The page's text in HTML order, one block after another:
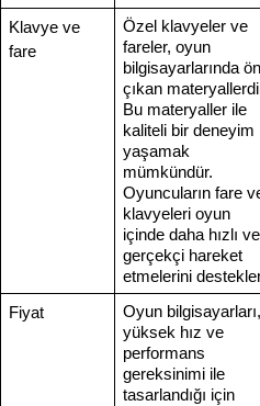
Klavye ve
fare
Özel klavyeler ve
fareler, oyun
bilgisayarlarında
çıkan
Bu materyaller ile
kaliteli bir deneyim
yaşamak
mümkündür.
Oyuncuların fare
klavyeleri oyun
içinde daha hızlı ve
gerçekçi hareket
etmelerini
Fiyat
Oyun bilgisayarları,
yüksek hız ve
performans
gereksinimi ile
tasarlandığı için